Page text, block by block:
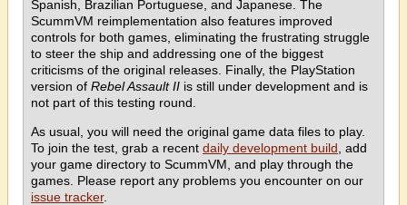
Spanish, Brazilian Portuguese, and Japanese. The
ScummVM reimplementation also features improved
controls for both games, eliminating the frustrating struggle
to steer the ship and addressing one of the biggest
criticisms of the original releases. Finally, the PlayStation
version of Rebel Assault II is still under development and is
not part of this testing round.
As usual, you will need the original game data files to play.
To join the test, grab a recent daily development build , add
your game directory to ScummVM, and play through the
games. Please report any problems you encounter on our
issue tracker.